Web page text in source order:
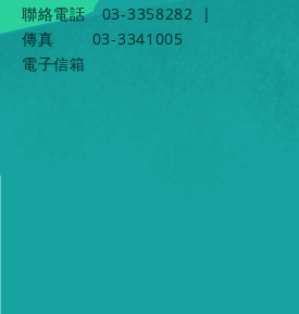
聯絡電話
03-3358282
|
傳真
03-3341005
電子信箱